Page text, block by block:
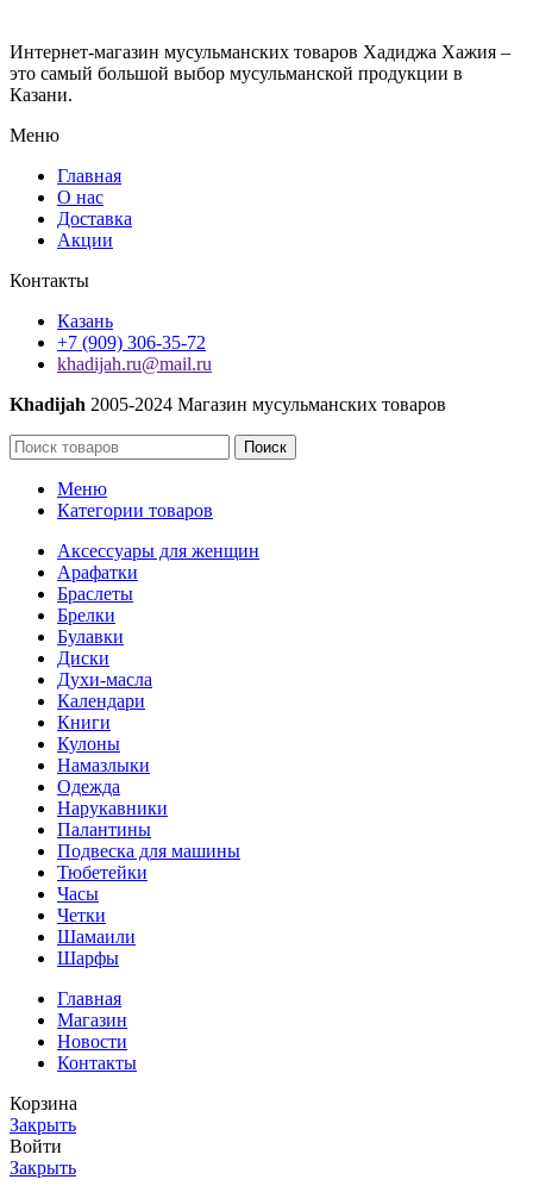
hiyanet
–
проповедь
турецком
Интернет-магазин мусульманских товаров Хадиджа Хажия –
это самый большой выбор мусульманской продукции в
Казани.
Меню
Главная
О нас
Доставка
Акции
Контакты
Казань
+7 (909) 306-35-72
khadijah.ru@mail.ru
Khadijah 2005-2024 Магазин мусульманских товаров
Поиск
Меню
Категории товаров
Аксессуары для женщин
Арафатки
Браслеты
Брелки
Булавки
Диски
Духи-масла
Календари
Книги
Кулоны
Намазлыки
Одежда
Нарукавники
Палантины
Подвеска для машины
Тюбетейки
Часы
Четки
Шамаили
Шарфы
Главная
Магазин
Новости
Контакты
Корзина
Закрыть
Войти
Закрыть